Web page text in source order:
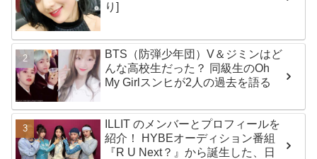
り]
BTS（防弾少年団）V＆ジミンはど
んな高校生だった？ 同級生のOh
My Girlスンヒが2人の過去を語る
ILLIT のメンバーとプロフィールを
紹介！ HYBEオーディション番組
『R U Next？』から誕生した、日